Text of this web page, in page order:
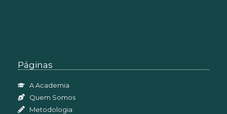
Páginas
A Academia
Quem Somos
Metodologia